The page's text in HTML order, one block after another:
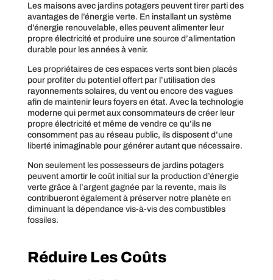
Les maisons avec jardins potagers peuvent tirer parti des
avantages de l’énergie verte. En installant un système
d’énergie renouvelable, elles peuvent alimenter leur
propre électricité et produire une source d’alimentation
durable pour les années à venir.
Les propriétaires de ces espaces verts sont bien placés
pour profiter du potentiel offert par l’utilisation des
rayonnements solaires, du vent ou encore des vagues
afin de maintenir leurs foyers en état. Avec la technologie
moderne qui permet aux consommateurs de créer leur
propre électricité et même de vendre ce qu’ils ne
consomment pas au réseau public, ils disposent d’une
liberté inimaginable pour générer autant que nécessaire.
Non seulement les possesseurs de jardins potagers
peuvent amortir le coût initial sur la production d’énergie
verte grâce à l’argent gagnée par la revente, mais ils
contribueront également à préserver notre planète en
diminuant la dépendance vis-à-vis des combustibles
fossiles.
Réduire Les Coûts